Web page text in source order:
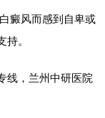
癜风而感到自卑或
。
线，兰州中研医院